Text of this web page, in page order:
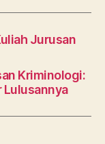
Jurusan
Kriminologi:
Lulusannya